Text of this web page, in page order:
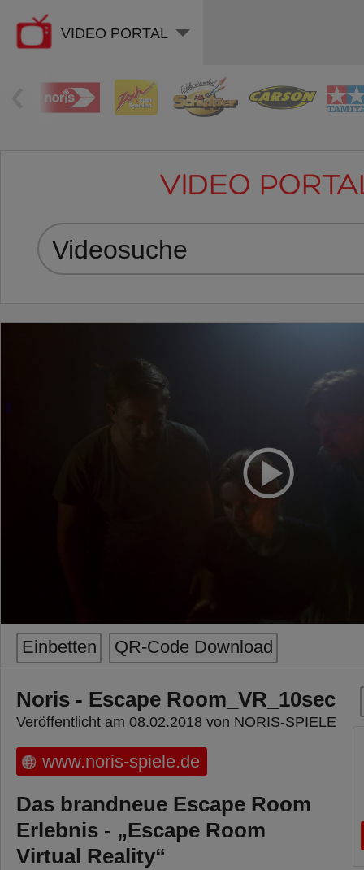
VIDEO PORTAL
VIDEO
Einbetten QR-Code Download
Noris - Escape Room_VR_10sec
Veröffentlicht am 08.02.2018 von NORIS-SPIELE
www.noris-spiele.de
Das brandneue Escape Room
Erlebnis - „Escape Room
Virtual Reality“